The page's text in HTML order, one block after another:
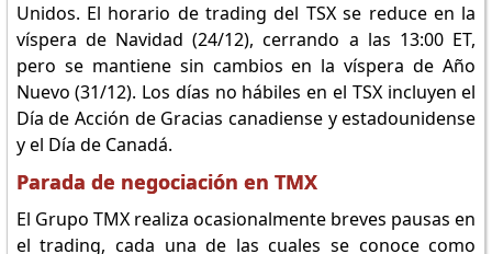
Unidos. El horario de trading del TSX se reduce en la
víspera de Navidad (24/12), cerrando a las 13:00 ET,
pero se mantiene sin cambios en la víspera de Año
Nuevo (31/12). Los días no hábiles en el TSX incluyen el
Día de Acción de Gracias canadiense y estadounidense
y el Día de Canadá.
Parada de negociación en TMX
El Grupo TMX realiza ocasionalmente breves pausas en
el trading, cada una de las cuales se conoce como